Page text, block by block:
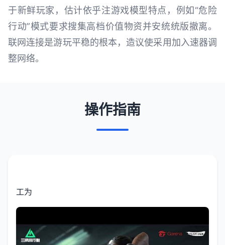
于新鲜玩家，估计依乎注游戏模型特点，例如“危险
行动”模式要求搜集高档价值物资并安统统版撤离。
联网连接是游玩平稳的根本，造议使采用加入速器调
整网络。
操作指南
工为